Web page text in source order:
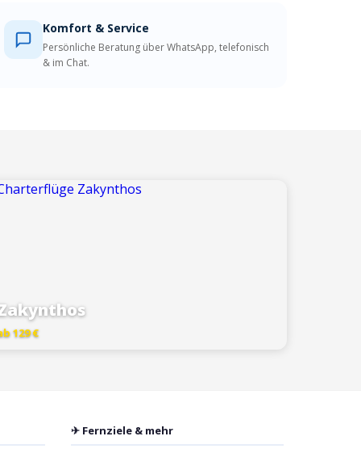
Komfort & Service
Persönliche Beratung über WhatsApp, telefonisch
& im Chat.
129 €
✈ Fernziele & mehr